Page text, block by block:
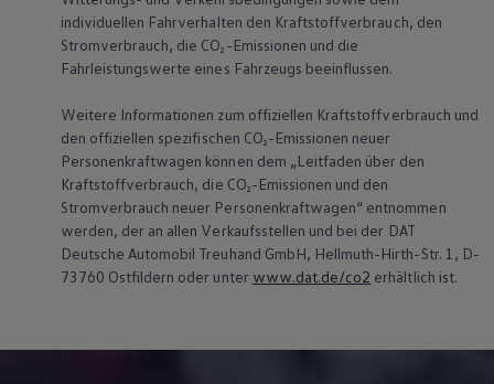
individuellen Fahrverhalten den Kraftstoffverbrauch, den
Stromverbrauch, die CO₂-Emissionen und die
Fahrleistungswerte eines Fahrzeugs beeinflussen.
Weitere Informationen zum offiziellen Kraftstoffverbrauch und
den offiziellen spezifischen CO₂-Emissionen neuer
Personenkraftwagen können dem „Leitfaden über den
Kraftstoffverbrauch, die CO₂-Emissionen und den
Stromverbrauch neuer Personenkraftwagen“ entnommen
werden, der an allen Verkaufsstellen und bei der DAT
Deutsche Automobil Treuhand GmbH, Hellmuth-Hirth-Str. 1, D-
73760 Ostfildern oder unter www.dat.de/co2 erhältlich ist.